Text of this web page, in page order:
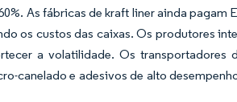
As fábricas de kraft liner ainda pagam
os custos das caixas. Os produtores
a volatilidade. Os transportadores
canelado e adesivos de alto